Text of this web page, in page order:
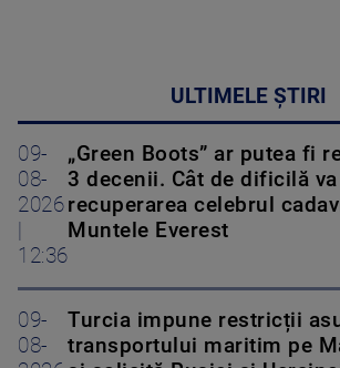
ULTIMELE ȘTIRI
09-
08-
2026
|
12:36
„Green Boots” ar putea fi
3 decenii. Cât de dificilă
recuperarea celebrul
Muntele Everest
09-
08-
Turcia impune restricții
transportului maritim pe